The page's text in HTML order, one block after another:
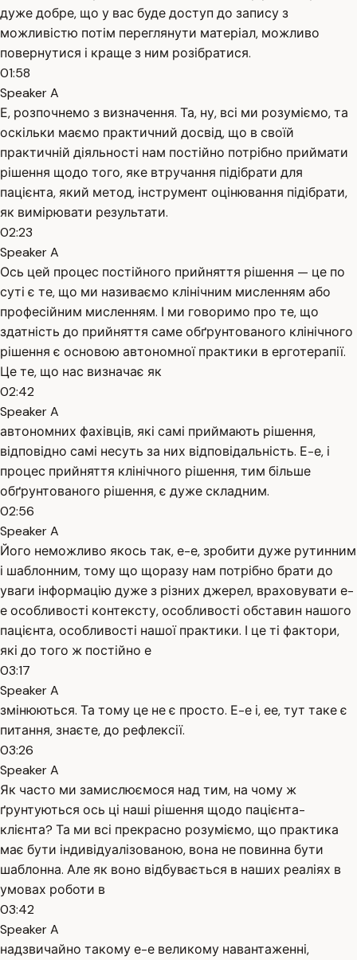
дуже добре, що у вас буде доступ до запису з
можливістю потім переглянути матеріал, можливо
повернутися і краще з ним розібратися.
01:58
Speaker A
Е, розпочнемо з визначення. Та, ну, всі ми розуміємо, та
оскільки маємо практичний досвід, що в своїй
практичній діяльності нам постійно потрібно приймати
рішення щодо того, яке втручання підібрати для
пацієнта, який метод, інструмент оцінювання підібрати,
як вимірювати результати.
02:23
Speaker A
Ось цей процес постійного прийняття рішення — це по
суті є те, що ми називаємо клінічним мисленням або
професійним мисленням. І ми говоримо про те, що
здатність до прийняття саме обґрунтованого клінічного
рішення є основою автономної практики в ерготерапії.
Це те, що нас визначає як
02:42
Speaker A
автономних фахівців, які самі приймають рішення,
відповідно самі несуть за них відповідальність. Е-е, і
процес прийняття клінічного рішення, тим більше
обґрунтованого рішення, є дуже складним.
02:56
Speaker A
Його неможливо якось так, е-е, зробити дуже рутинним
і шаблонним, тому що щоразу нам потрібно брати до
уваги інформацію дуже з різних джерел, враховувати е-
е особливості контексту, особливості обставин нашого
пацієнта, особливості нашої практики. І це ті фактори,
які до того ж постійно е
03:17
Speaker A
змінюються. Та тому це не є просто. Е-е і, ее, тут таке є
питання, знаєте, до рефлексії.
03:26
Speaker A
Як часто ми замислюємося над тим, на чому ж
ґрунтуються ось ці наші рішення щодо пацієнта-
клієнта? Та ми всі прекрасно розуміємо, що практика
має бути індивідуалізованою, вона не повинна бути
шаблонна. Але як воно відбувається в наших реаліях в
умовах роботи в
03:42
Speaker A
надзвичайно такому е-е великому навантаженні,